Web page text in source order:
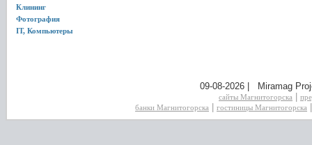
Клининг
Фотография
IT, Компьютеры
09-08-2026 | Miramag
сайты Магнитогорска
банки Магнитогорска
гостиницы Магнитогорска